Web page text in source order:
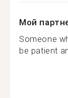
Мой
Someone
be patient